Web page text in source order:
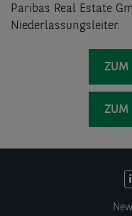
Paribas Real Estate
Niederlassungsleiter.
ZUM
ZUM